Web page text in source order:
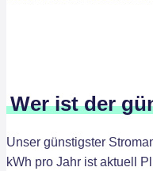
Wer ist der
Unser günstigster
kWh pro Jahr ist aktuell